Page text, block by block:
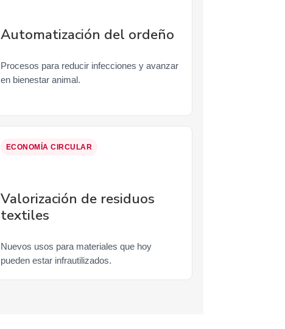
Automatización del ordeño
Procesos para reducir infecciones y avanzar
en bienestar animal.
ECONOMÍA CIRCULAR
Valorización de residuos
textiles
Nuevos usos para materiales que hoy
pueden estar infrautilizados.